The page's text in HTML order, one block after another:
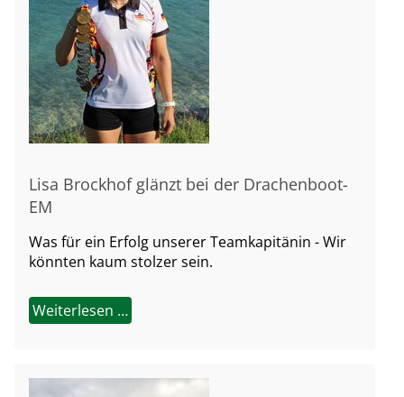
Lisa Brockhof glänzt bei der Drachenboot-
EM
Was für ein Erfolg unserer Teamkapitänin - Wir
könnten kaum stolzer sein.
Weiterlesen …